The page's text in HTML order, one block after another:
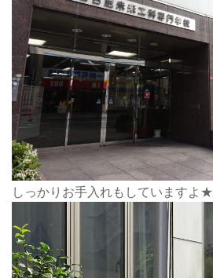
しっかりお手入れもしていますよ★